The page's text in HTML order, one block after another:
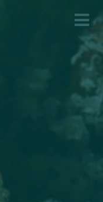
Menu
Juomat
Terassi